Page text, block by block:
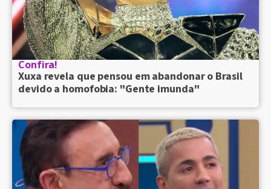
Confira!
Xuxa revela que pensou em abandonar o Brasil
devido a homofobia: "Gente imunda"